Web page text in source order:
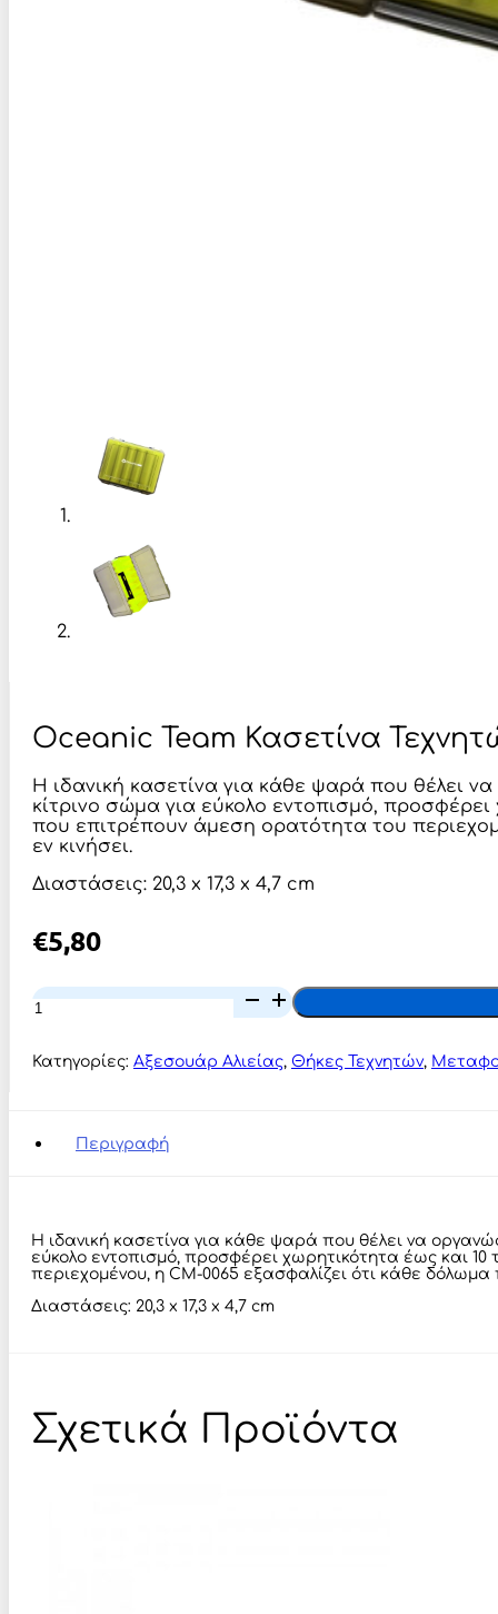
Oceanic Team Κασετίνα
Η ιδανική κασετίνα για κάθε ψαρά που θέλει
κίτρινο σώμα για εύκολο εντοπισμό,
που επιτρέπουν άμεση ορατότητα του
εν κινήσει.
Διαστάσεις: 20,3 x 17,3 x 4,7 cm
€5,80
Oceanic
Team
Τεχνητών
Διπλής
ποσότητα
Κατηγορίες: Αξεσουάρ Αλιείας, Θήκες Τεχνητών,
Περιγραφή
Η ιδανική κασετίνα για κάθε ψαρά που θέλει να
εύκολο εντοπισμό, προσφέρει χωρητικότητα έως και
περιεχομένου, η CM-0065 εξασφαλίζει ότι κάθε
Διαστάσεις: 20,3 x 17,3 x 4,7 cm
Σχετικά Προϊόντα